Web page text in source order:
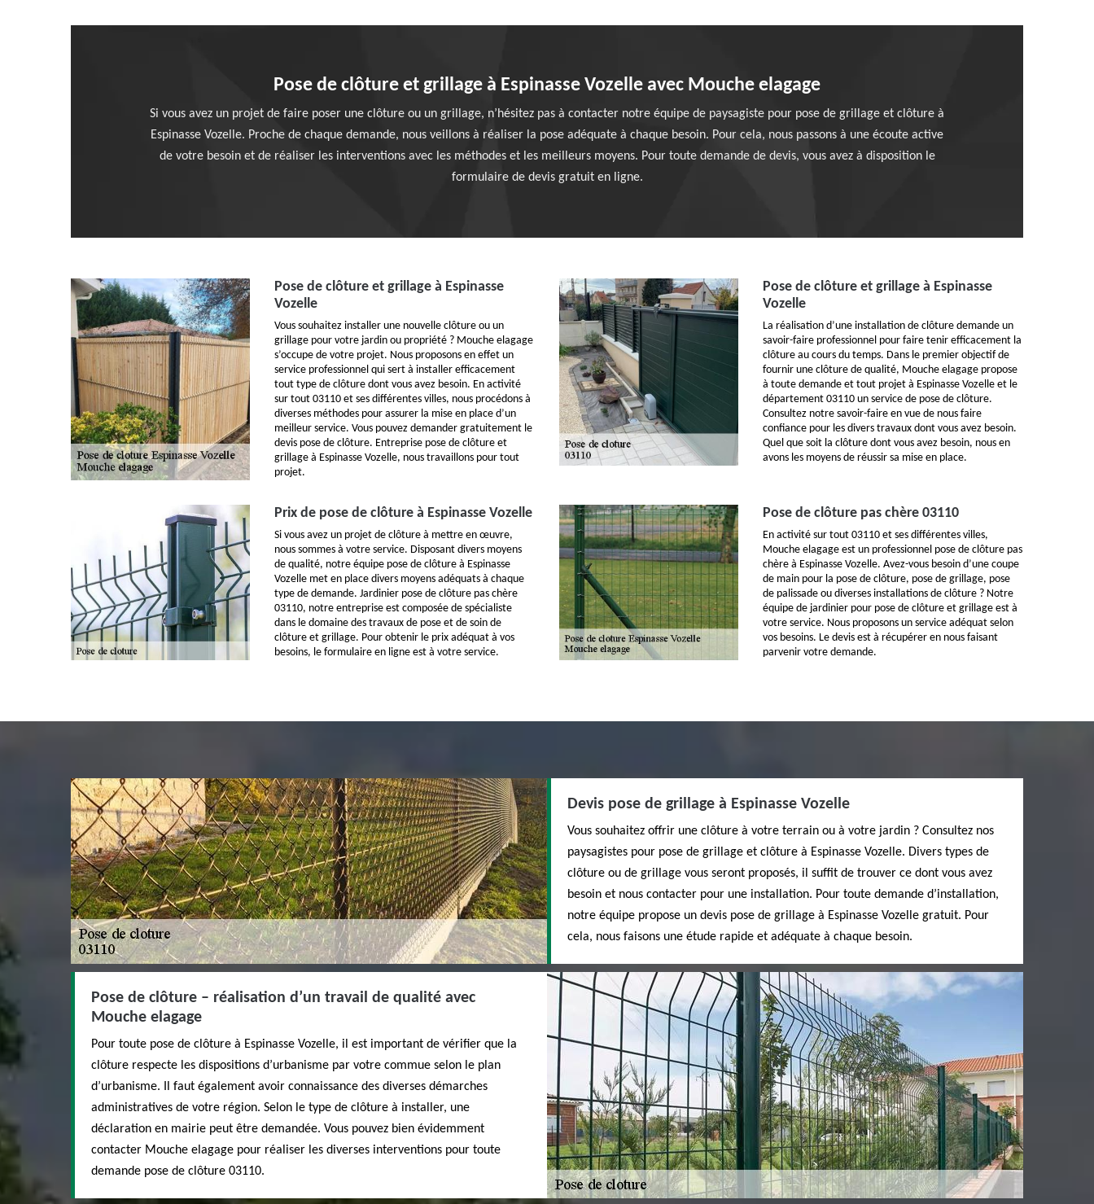
Pose de clôture et grillage à Espinasse Vozelle avec Mouche elagage
Si vous avez un projet de faire poser une clôture ou un grillage, n’hésitez pas à contacter notre équipe de paysagiste pour pose de grillage et clôture à
Espinasse Vozelle. Proche de chaque demande, nous veillons à réaliser la pose adéquate à chaque besoin. Pour cela, nous passons à une écoute active
de votre besoin et de réaliser les interventions avec les méthodes et les meilleurs moyens. Pour toute demande de devis, vous avez à disposition le
formulaire de devis gratuit en ligne.
Pose de clôture et grillage à Espinasse
Vozelle
Vous souhaitez installer une nouvelle clôture ou un
grillage pour votre jardin ou propriété ? Mouche elagage
s’occupe de votre projet. Nous proposons en effet un
service professionnel qui sert à installer efficacement
tout type de clôture dont vous avez besoin. En activité
sur tout 03110 et ses différentes villes, nous procédons à
diverses méthodes pour assurer la mise en place d’un
meilleur service. Vous pouvez demander gratuitement le
devis pose de clôture. Entreprise pose de clôture et
grillage à Espinasse Vozelle, nous travaillons pour tout
projet.
Pose de clôture et grillage à Espinasse
Vozelle
La réalisation d’une installation de clôture demande un
savoir-faire professionnel pour faire tenir efficacement la
clôture au cours du temps. Dans le premier objectif de
fournir une clôture de qualité, Mouche elagage propose
à toute demande et tout projet à Espinasse Vozelle et le
département 03110 un service de pose de clôture.
Consultez notre savoir-faire en vue de nous faire
confiance pour les divers travaux dont vous avez besoin.
Quel que soit la clôture dont vous avez besoin, nous en
avons les moyens de réussir sa mise en place.
Prix de pose de clôture à Espinasse Vozelle
Si vous avez un projet de clôture à mettre en œuvre,
nous sommes à votre service. Disposant divers moyens
de qualité, notre équipe pose de clôture à Espinasse
Vozelle met en place divers moyens adéquats à chaque
type de demande. Jardinier pose de clôture pas chère
03110, notre entreprise est composée de spécialiste
dans le domaine des travaux de pose et de soin de
clôture et grillage. Pour obtenir le prix adéquat à vos
besoins, le formulaire en ligne est à votre service.
Pose de clôture pas chère 03110
En activité sur tout 03110 et ses différentes villes,
Mouche elagage est un professionnel pose de clôture pas
chère à Espinasse Vozelle. Avez-vous besoin d’une coupe
de main pour la pose de clôture, pose de grillage, pose
de palissade ou diverses installations de clôture ? Notre
équipe de jardinier pour pose de clôture et grillage est à
votre service. Nous proposons un service adéquat selon
vos besoins. Le devis est à récupérer en nous faisant
parvenir votre demande.
Devis pose de grillage à Espinasse Vozelle
Vous souhaitez offrir une clôture à votre terrain ou à votre jardin ? Consultez nos
paysagistes pour pose de grillage et clôture à Espinasse Vozelle. Divers types de
clôture ou de grillage vous seront proposés, il suffit de trouver ce dont vous avez
besoin et nous contacter pour une installation. Pour toute demande d’installation,
notre équipe propose un devis pose de grillage à Espinasse Vozelle gratuit. Pour
cela, nous faisons une étude rapide et adéquate à chaque besoin.
Pose de clôture – réalisation d’un travail de qualité avec
Mouche elagage
Pour toute pose de clôture à Espinasse Vozelle, il est important de vérifier que la
clôture respecte les dispositions d’urbanisme par votre commue selon le plan
d’urbanisme. Il faut également avoir connaissance des diverses démarches
administratives de votre région. Selon le type de clôture à installer, une
déclaration en mairie peut être demandée. Vous pouvez bien évidemment
contacter Mouche elagage pour réaliser les diverses interventions pour toute
demande pose de clôture 03110.